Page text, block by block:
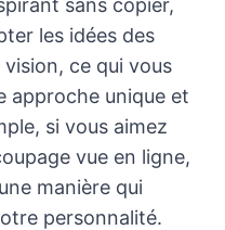
sans copier,
les idées des
ce qui vous
approche unique et
si vous aimez
vue en ligne,
manière qui
personnalité.